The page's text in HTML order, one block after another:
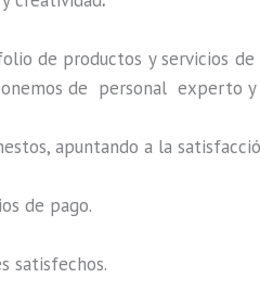
de productos y servicios
de personal experto
apuntando a la
de pago.
satisfechos.